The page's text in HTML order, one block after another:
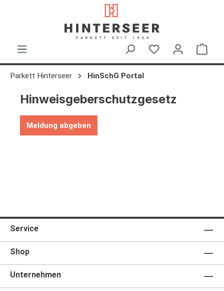
Parkett Hinterseer HinSchG Portal
Hinweisgeberschutzgesetz
Meldung abgeben
Service
Shop
Unternehmen